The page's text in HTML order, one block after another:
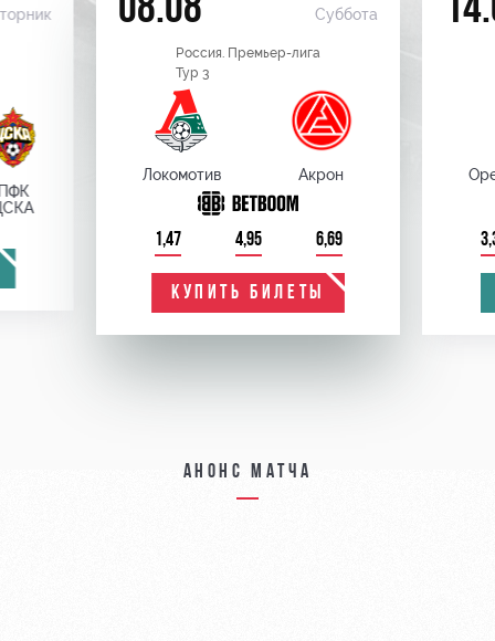
08.08 Суббота
Россия. Премьер-лига
Тур 3
Локомотив Акрон
1,47 4,95 6,69
КУПИТЬ БИЛЕТЫ
Анонс матча